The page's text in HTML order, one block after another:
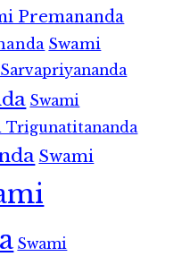
Premananda
Swami
Swami
Trigunatitananda
Swami
Swami